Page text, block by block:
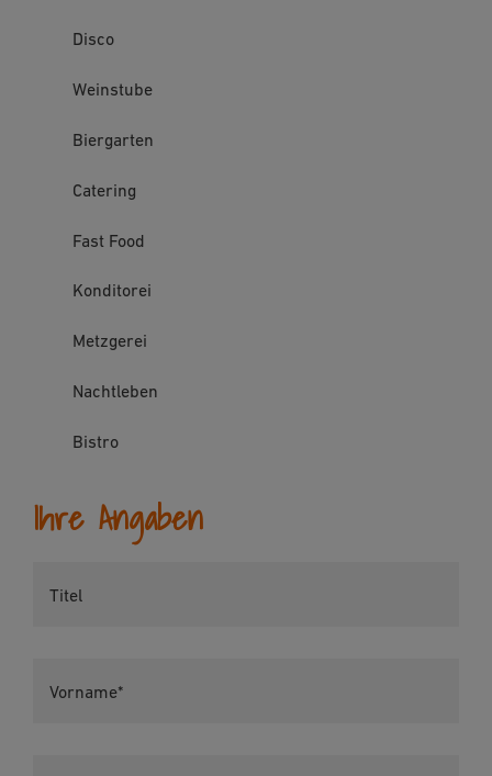
Disco
Weinstube
Biergarten
Catering
Fast Food
Konditorei
Metzgerei
Nachtleben
Bistro
Ihre Angaben
Titel
Vorname*